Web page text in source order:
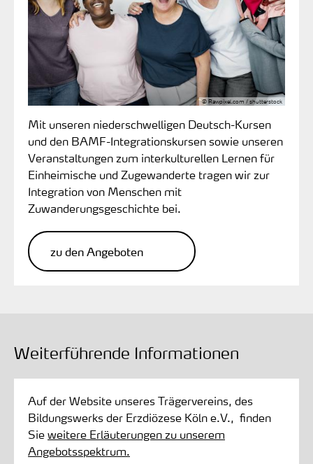
© Rawpixel.com / shutterstock
Mit unseren niederschwelligen Deutsch-Kursen
und den BAMF-Integrationskursen sowie unseren
Veranstaltungen zum interkulturellen Lernen für
Einheimische und Zugewanderte tragen wir zur
Integration von Menschen mit
Zuwanderungsgeschichte bei.
zu den Angeboten
Weiterführende Informationen
Auf der Website unseres Trägervereins, des
Bildungswerks der Erzdiözese Köln e.V., finden
Sieweitere Erläuterungen zu unserem
Angebotsspektrum.